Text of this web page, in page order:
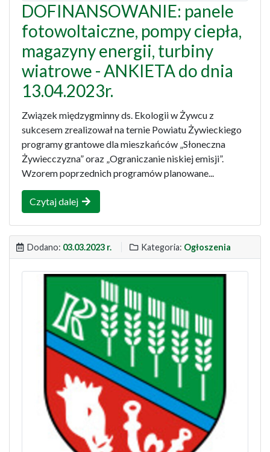
DOFINANSOWANIE: panele
fotowoltaiczne, pompy ciepła,
magazyny energii, turbiny
wiatrowe - ANKIETA do dnia
13.04.2023r.
Związek międzygminny ds. Ekologii w Żywcu z
sukcesem zrealizował na ternie Powiatu Żywieckiego
programy grantowe dla mieszkańców „Słoneczna
Żywiecczyzna” oraz „Ograniczanie niskiej emisji”.
Wzorem poprzednich programów planowane...
Czytaj dalej
Dodano: 03.03.2023 r. Kategoria: Ogłoszenia